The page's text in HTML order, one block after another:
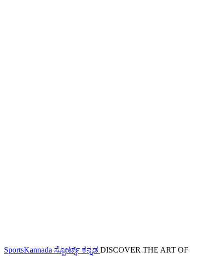
SportsKannada ಸ್ಪೋರ್ಟ್ಸ್ ಕನ್ನಡ DISCOVER THE ART OF